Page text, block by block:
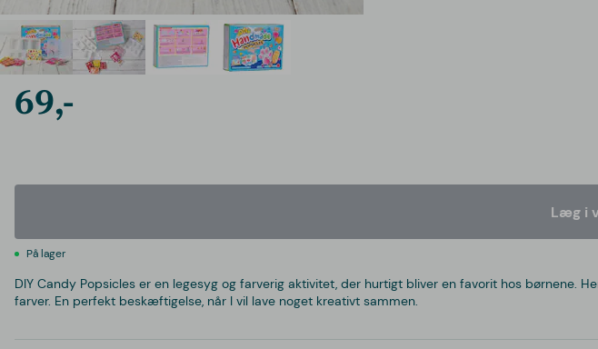
69,-
Læg i
På lager
DIY Candy Popsicles er en legesyg og farverig aktivitet, der hurtigt bliver en favorit hos
farver. En perfekt beskæftigelse, når I vil lave noget kreativt sammen.